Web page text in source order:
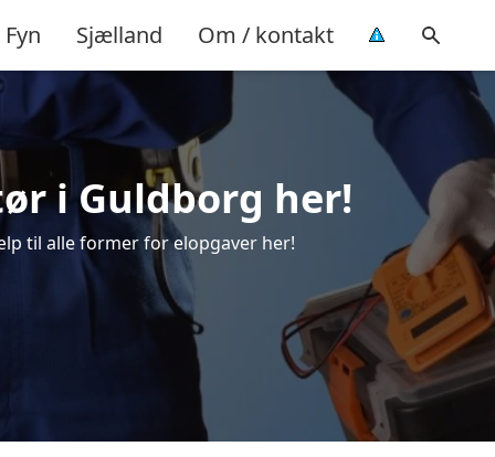
Fyn Sjælland Om / kontakt
i Guldborg her!
til alle former for elopgaver her!